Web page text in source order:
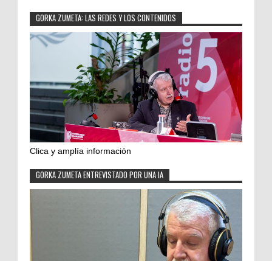
GORKA ZUMETA: LAS REDES Y LOS CONTENIDOS
Clica y amplía información
GORKA ZUMETA ENTREVISTADO POR UNA IA